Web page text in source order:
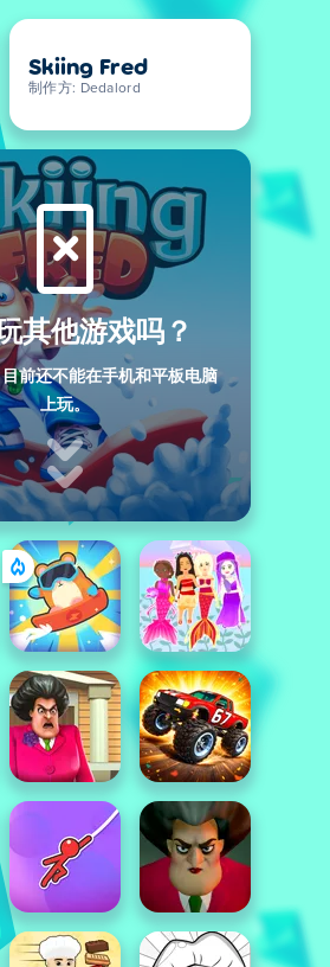
Skiing Fred
制作方: Dedalord
其他游戏吗？
前还不能在手机和平板电脑
上玩。